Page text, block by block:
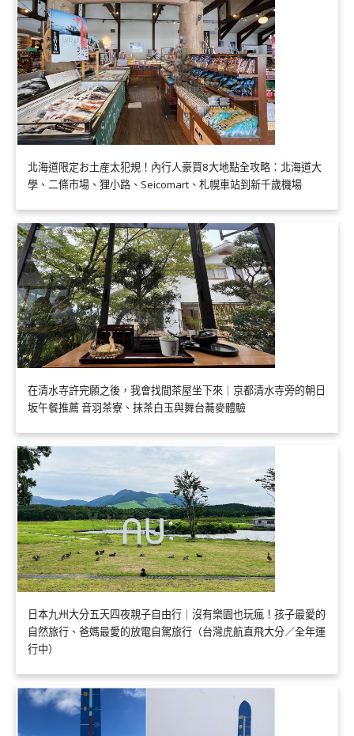
北海道限定お土産太犯規！內行人豪買8大地點全攻略：北海道大
學、二條市場、狸小路、Seicomart、札幌車站到新千歲機場
在清水寺許完願之後，我會找間茶屋坐下來｜京都清水寺旁的朝日
坂午餐推薦 音羽茶寮、抹茶白玉與舞台蕎麥體驗
日本九州大分五天四夜親子自由行｜沒有樂園也玩瘋！孩子最愛的
自然旅行、爸媽最愛的放電自駕旅行（台灣虎航直飛大分／全年運
行中）